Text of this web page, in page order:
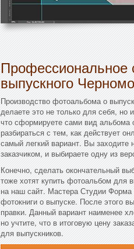
Профессиональное
выпускного
Производство фотоальбома о
делаете это не только для себя,
что сформируете сами вид альбома
разбираться с тем, как действует
самый легкий вариант. Вы
заказчиком, и выбираете одну из
Конечно, сделать окончательный
тоже хотят купить фотоальбом для
на наш сайт. Мастера Студии
фотокниги о выпуске. После этого
правки. Данный вариант наименее
но учтите, что в итоговую цену
для выпускников.